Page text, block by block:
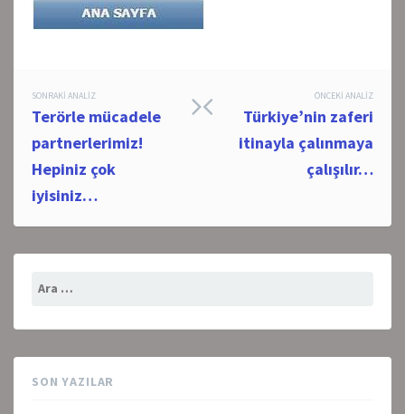
Post
navigation
ÖNCEKI ANALIZ
Türkiye’nin zaferi
itinayla çalınmaya
çalışılır…
SONRAKI ANALIZ
Terörle mücadele
partnerlerimiz!
Hepiniz çok
iyisiniz…
SON YAZILAR